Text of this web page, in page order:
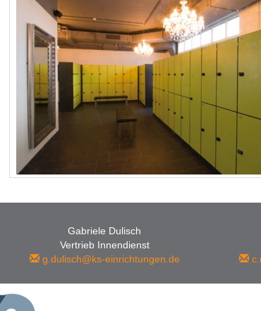
Gabriele Dulisch
Vertrieb Innendienst
g.dulisch@ks-einrichtungen.de